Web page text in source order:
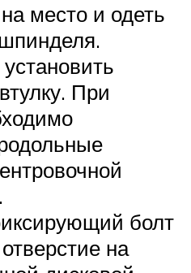
место и одеть
При
болт
на